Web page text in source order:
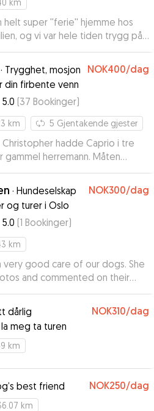
km
helt super ''ferie'' hjemme hos
og vi var hele tiden trygg på
bra.”
· Trygghet, mosjon
din firbente venn
NOK400/dag
5.0 (37 Bookinger)
km 5 Gjentakende gjester
hadde Caprio i tre
gammel herremann. Måten
meg, og vår
i forkant av oppholdet har gjort
god opplevelse. Jeg kan
Christopher. Appen er også lett
optimaliserer
hund og passer. Jeg vil helt
· Hundeselskap
og turer i Oslo
NOK300/dag
5.0 (1 Bookinger)
km
very good care of our dogs. She
and commented on their
We are very grateful”
dårlig
meg ta turen
NOK310/dag
km
best friend NOK250/dag
km